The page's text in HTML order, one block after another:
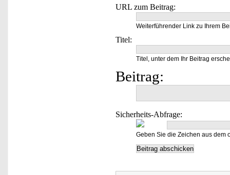
URL zum Beitrag:
Weiterführender Link zu Ihrem
Titel:
Titel, unter dem Ihr Beitrag
Beitrag:
Sicherheits-Abfrage:
Geben Sie die Zeichen aus dem